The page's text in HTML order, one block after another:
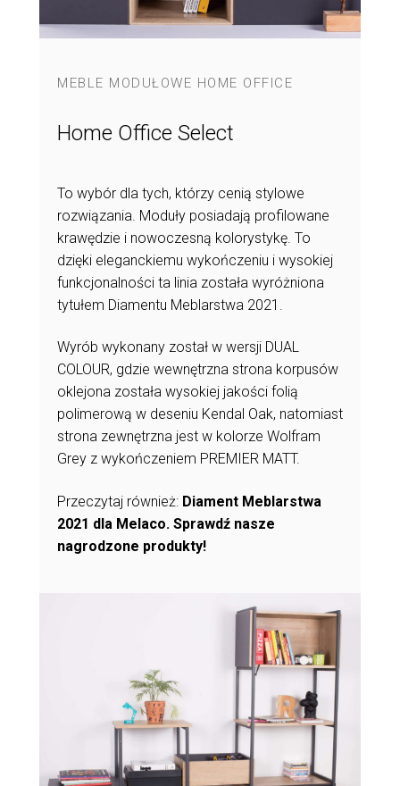
MEBLE MODUŁOWE HOME OFFICE
Home Office Select
To wybór dla tych, którzy cenią stylowe
rozwiązania. Moduły posiadają profilowane
krawędzie i nowoczesną kolorystykę. To
dzięki eleganckiemu wykończeniu i wysokiej
funkcjonalności ta linia została wyróżniona
tytułem Diamentu Meblarstwa 2021.
Wyrób wykonany został w wersji DUAL
COLOUR, gdzie wewnętrzna strona korpusów
oklejona została wysokiej jakości folią
polimerową w deseniu Kendal Oak, natomiast
strona zewnętrzna jest w kolorze Wolfram
Grey z wykończeniem PREMIER MATT.
Przeczytaj również: Diament Meblarstwa
2021 dla Melaco. Sprawdź nasze
nagrodzone produkty!